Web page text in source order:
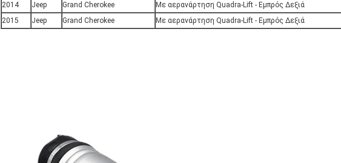
2014
Jeep Grand Cherokee
Με αερανάρτηση Quadra-Lift - Εμπρός Δεξιά
2015
Jeep Grand Cherokee Με αερανάρτηση Quadra-Lift - Εμπρός Δεξιά